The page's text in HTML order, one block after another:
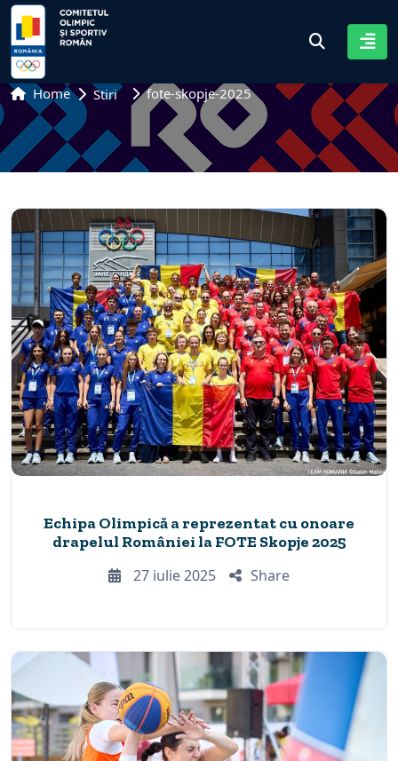
Home Stiri fote-skopje-2025
Echipa Olimpică a reprezentat cu onoare
drapelul României la FOTE Skopje 2025
27 iulie 2025
Share